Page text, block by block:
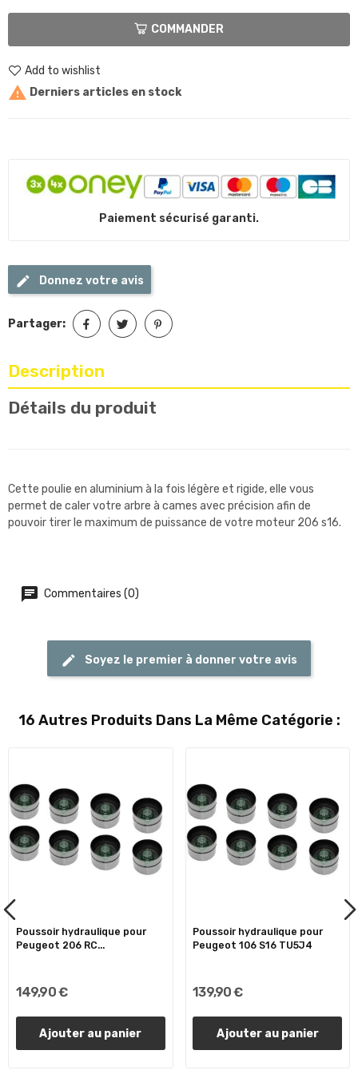
COMMANDER
Add to wishlist
 Derniers articles en stock
Paiement sécurisé garanti.
Donnez votre avis
Partager:
Description
Détails du produit
Cette poulie en aluminium à la fois légère et rigide, elle vous
permet de caler votre arbre à cames avec précision afin de
pouvoir tirer le maximum de puissance de votre moteur 206 s16.
Commentaires (0)
Soyez le premier à donner votre avis
16 Autres Produits Dans La Même Catégorie :
Poussoir hydraulique pour
Peugeot 206 RC...
149,90 €
Ajouter au panier
Poussoir hydraulique pour
Peugeot 106 S16 TU5J4
139,90 €
Ajouter au panier